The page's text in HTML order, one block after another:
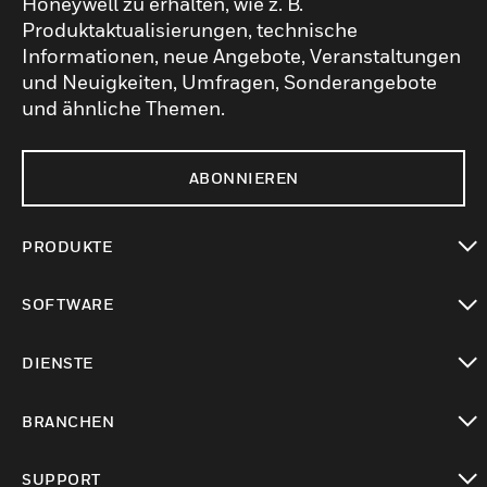
Produktaktualisierungen, technische
Informationen, neue Angebote, Veranstaltungen
und Neuigkeiten, Umfragen, Sonderangebote
und ähnliche Themen.
ABONNIEREN
PRODUKTE
SOFTWARE
DIENSTE
BRANCHEN
SUPPORT